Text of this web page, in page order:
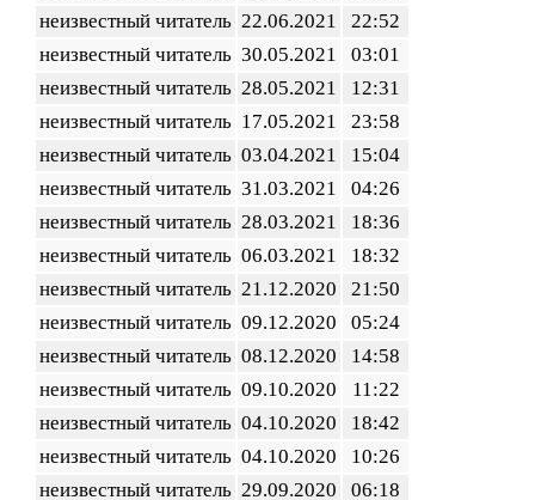
неизвестный читатель 22.06.2021
22:52
неизвестный читатель 30.05.2021
03:01
неизвестный читатель 28.05.2021
12:31
неизвестный читатель 17.05.2021
23:58
неизвестный читатель 03.04.2021
15:04
неизвестный читатель 31.03.2021
04:26
неизвестный читатель 28.03.2021
18:36
неизвестный читатель 06.03.2021
18:32
неизвестный читатель 21.12.2020
21:50
неизвестный читатель 09.12.2020
05:24
неизвестный читатель 08.12.2020
14:58
неизвестный читатель 09.10.2020
11:22
неизвестный читатель 04.10.2020
18:42
неизвестный читатель 04.10.2020
10:26
неизвестный читатель 29.09.2020 06:18